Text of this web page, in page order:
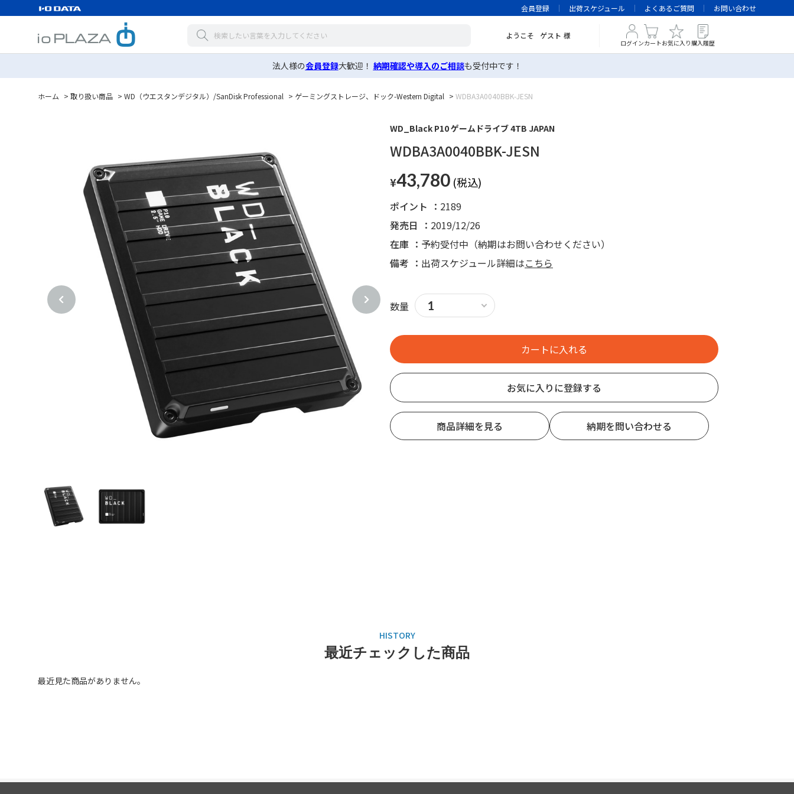
会員登録 出荷スケジュール よくあるご質問 お問い合わせ
ようこそ ゲスト 様
ログインカートお気に入り 購入履歴
法人様の会員登録大歓迎！ 納期確認や導入のご相談も受付中です！
ホーム > 取り扱い商品 > WD（ウエスタンデジタル）/SanDisk Professional > ゲーミングストレージ、ドック-Western Digital > WDBA3A0040BBK-JESN
WD_Black P10 ゲームドライブ 4TB JAPAN
WDBA3A0040BBK-JESN
¥43,780
発売日 2019/12/26
ポイント 2189
在庫
予約受付中（納期はお問い合わせください）
備考
出荷スケジュール詳細はこちら
数量
お気に入りに登録する
商品詳細を見る 納期を問い合わせる
最近チェックした商品
最近見た商品がありません。